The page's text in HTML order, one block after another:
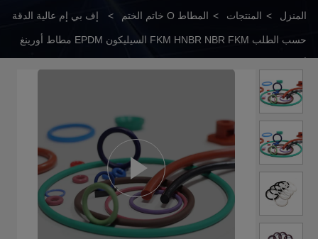
المنزل > المنتجات > المطاط O خاتم الختم > إف بي إم عالية الدقة
حسب الطلب FKM HNBR NBR FKM السيليكون EPDM مطاط أورينغ